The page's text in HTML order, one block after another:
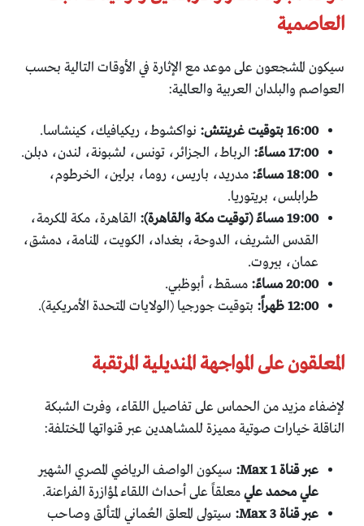
العاصمية
سيكون المشجعون على موعد مع الإثارة في الأوقات التالية بحسب
العواصم والبلدان العربية والعالمية:
16:00 بتوقيت غرينتش:
نواكشوط، ريكيافيك، كينشاسا.
17:00 مساءً:
الرباط، الجزائر، تونس، لشبونة، لندن، دبلن.
18:00 مساءً:
مدريد، باريس، روما، برلين، الخرطوم،
طرابلس، بريتوريا.
19:00 مساءً (توقيت مكة والقاهرة):
القاهرة، مكة المكرمة،
القدس الشريف، الدوحة، بغداد، الكويت، المنامة، دمشق،
عمان، بيروت.
20:00 مساءً:
مسقط، أبوظبي.
12:00 ظهراً:
بتوقيت جورجيا (الولايات المتحدة الأمريكية).
المعلقون على المواجهة المنديلية المرتقبة
لإضفاء مزيد من الحماس على تفاصيل اللقاء، وفرت الشبكة
الناقلة خيارات صوتية مميزة للمشاهدين عبر قنواتها المختلفة:
عبر قناة Max 1:
سيكون الواصف الرياضي المصري الشهير
علي محمد عليمعلقاً على أحداث اللقاء لمؤازرة الفراعنة.
عبر قناة Max 3:
سيتولى المعلق العُماني المتألق وصاحب